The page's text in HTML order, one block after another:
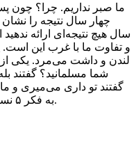
ما صبر نداریم. چرا؟ چون
سال هیچ نتیجه‌ای ارائه
و تفاوت ما با غرب این
لندن و داشت می‌مرد. یکی
شما مسلمانید؟ گفتند
گفتند تو داری می‌میری و
به فکر ۵ نسل بعدم هستم. این می‌شود دوراندیشی.